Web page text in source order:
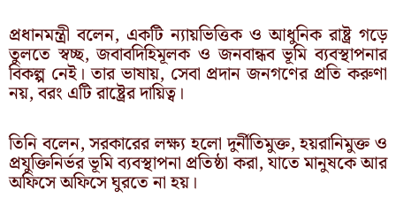
প্রধানমন্ত্রী বলেন, একটি ন্যায়ভিত্তিক ও আধুনিক রাষ্ট্র গড়ে
তুলতে স্বচ্ছ, জবাবদিহিমূলক ও জনবান্ধব ভূমি ব্যবস্থাপনার
বিকল্প নেই। তার ভাষায়, সেবা প্রদান জনগণের প্রতি করুণা
নয়, বরং এটি রাষ্ট্রের দায়িত্ব।
তিনি বলেন, সরকারের লক্ষ্য হলো দুর্নীতিমুক্ত, হয়রানিমুক্ত ও
প্রযুক্তিনির্ভর ভূমি ব্যবস্থাপনা প্রতিষ্ঠা করা, যাতে মানুষকে আর
অফিসে অফিসে ঘুরতে না হয়।